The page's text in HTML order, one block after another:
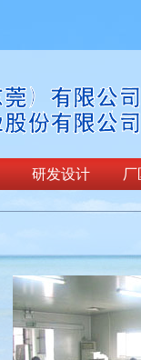
研发设计 厂